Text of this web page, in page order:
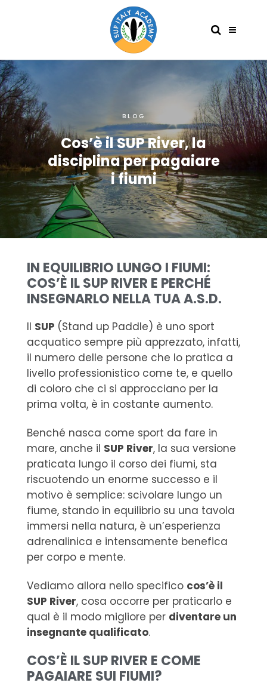
BLOG
Cos’è il SUP River, la
disciplina per pagaiare
i fiumi
IN EQUILIBRIO LUNGO I FIUMI:
COS’È IL SUP RIVER E PERCHÉ
INSEGNARLO NELLA TUA A.S.D.
Il SUP (Stand up Paddle) è uno sport
acquatico sempre più apprezzato, infatti,
il numero delle persone che lo pratica a
livello professionistico come te, e quello
di coloro che ci si approcciano per la
prima volta, è in costante aumento.
Benché nasca come sport da fare in
mare, anche il SUP River, la sua versione
praticata lungo il corso dei fiumi, sta
riscuotendo un enorme successo e il
motivo è semplice: scivolare lungo un
fiume, stando in equilibrio su una tavola
immersi nella natura, è un’esperienza
adrenalinica e intensamente benefica
per corpo e mente.
Vediamo allora nello specifico cos’è il
SUP River, cosa occorre per praticarlo e
qual è il modo migliore per diventare un
insegnante qualificato.
COS’È IL SUP RIVER E COME
PAGAIARE SUI FIUMI?